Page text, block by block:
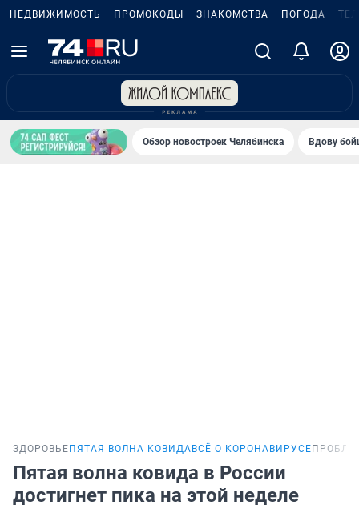
НЕДВИЖИМОСТЬ ПРОМОКОДЫ ЗНАКОМСТВА ПОГОДА
Обзор новостроек Челябинска Вдову
ЗДОРОВЬЕ ПЯТАЯ ВОЛНА КОВИДА ВСЁ О КОРОНАВИРУСЕ
Пятая волна ковида в России
достигнет пика на этой неделе